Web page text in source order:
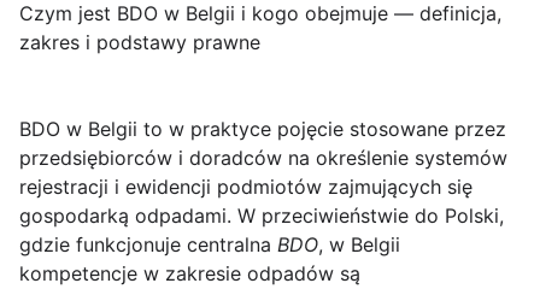
Czym jest BDO w Belgii i kogo obejmuje — definicja,
zakres i podstawy prawne
BDO w Belgii to w praktyce pojęcie stosowane przez
przedsiębiorców i doradców na określenie systemów
rejestracji i ewidencji podmiotów zajmujących się
gospodarką odpadami. W przeciwieństwie do Polski,
gdzie funkcjonuje centralna BDO, w Belgii
kompetencje w zakresie odpadów są